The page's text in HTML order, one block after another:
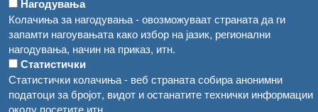
Нагодувања
Колачиња за нагодувања - овозможуваат страната да ги
запамти нагоувањата како избор на јазик, регионални
нагодувања, начин на приказ, итн.
Статистички
Статистички колачиња - веб страната собира анонимни
податоци за бројот, видот и останатите технички информации
околу посетите итн.